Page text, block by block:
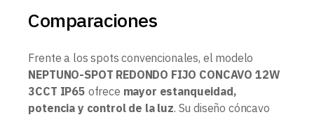
Comparaciones
Frente a los spots convencionales, el modelo
NEPTUNO-SPOT REDONDO FIJO CONCAVO 12W
3CCT IP65 ofrece mayor estanqueidad,
potencia y control de la luz. Su diseño cóncavo